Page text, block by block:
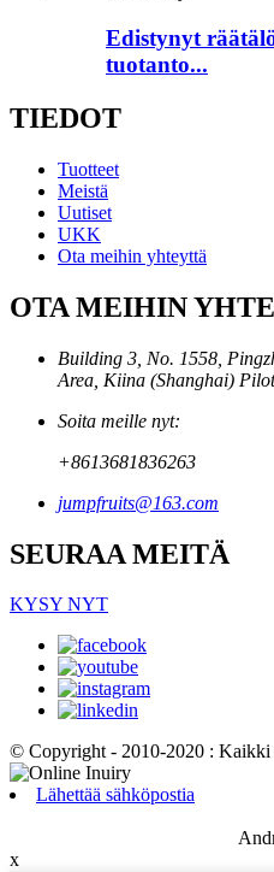
Edistynyt
tuotanto...
TIEDOT
Tuotteet
Meistä
Uutiset
UKK
Ota meihin yhteyttä
OTA MEIHIN
Building 3, No. 1558,
Area, Kiina (Shanghai)
Soita meille nyt:
+8613681836263
jumpfruits@163.com
SEURAA MEITÄ
KYSY NYT
© Copyright - 2010-2020 : Kaikki
Lähettää sähköpostia
x